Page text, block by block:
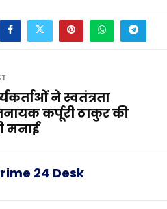
ने स्वतंत्रता
कर्पूरी ठाकुर की
मनाई
24 Desk